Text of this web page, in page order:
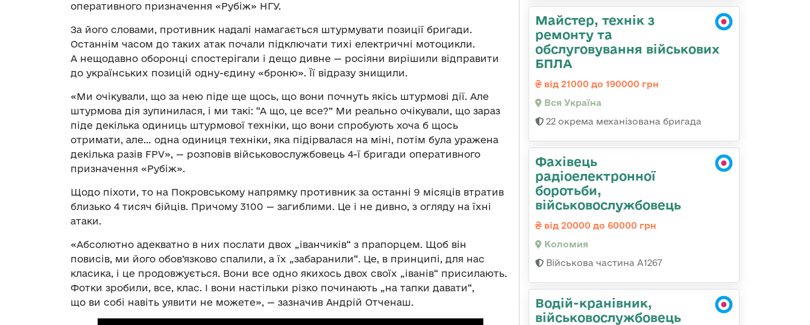
оперативного призначення «Рубіж» НГУ.
За його словами, противник надалі намагається штурмувати позиції бригади.
Останнім часом до таких атак почали підключати тихі електричні мотоцикли.
А нещодавно оборонці спостерігали і дещо дивне — росіяни вирішили відправити
до українських позицій одну-єдину «броню». Її відразу знищили.
«Ми очікували, що за нею піде ще щось, що вони почнуть якісь штурмові дії. Але
штурмова дія зупинилася, і ми такі: “А що, це все?” Ми реально очікували, що зараз
піде декілька одиниць штурмової техніки, що вони спробують хоча б щось
отримати, але… одна одиниця техніки, яка підірвалася на міні, потім була уражена
декілька разів FPV», — розповів військовослужбовець 4-ї бригади оперативного
призначення «Рубіж».
Щодо піхоти, то на Покровському напрямку противник за останні 9 місяців втратив
близько 4 тисяч бійців. Причому 3100 — загиблими. Це і не дивно, з огляду на їхні
атаки.
«Абсолютно адекватно в них послати двох „іванчиків“ з прапорцем. Щоб він
повисів, ми його обов’язково спалили, а їх „забаранили“. Це, в принципі, для нас
класика, і це продовжується. Вони все одно якихось двох своїх „іванів“ присилають.
Фотки зробили, все, клас. І вони настільки різко починають „на тапки давати“,
що ви собі навіть уявити не можете», — зазначив Андрій Отченаш.
Майстер, технік з
ремонту та
обслуговування військових
БПЛА
від 21000 до 190000 грн
Вся Україна
22 окрема механізована бригада
Фахівець
радіоелектронної
боротьби,
військовослужбовець
від 20000 до 60000 грн
Коломия
Військова частина А1267
Водій-кранівник,
військовослужбовець